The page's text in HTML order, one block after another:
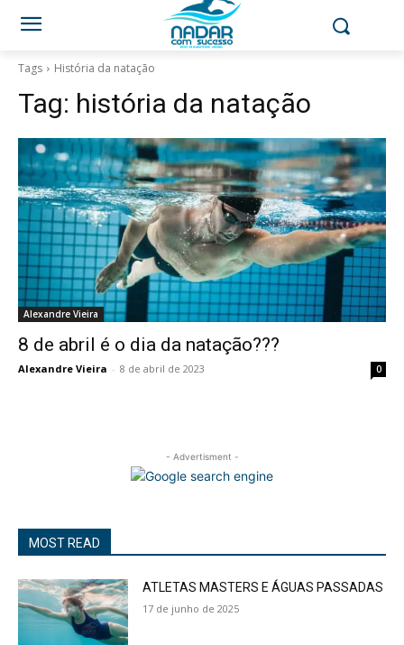
Tags História da natação
Tag: história da natação
Alexandre Vieira
8 de abril é o dia da natação???
Alexandre Vieira - 8 de abril de 2023 0
- Advertisment -
MOST READ
ATLETAS MASTERS E ÁGUAS PASSADAS
17 de junho de 2025